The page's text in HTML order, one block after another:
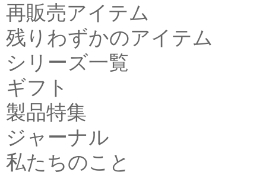
再販売アイテム
残りわずかのアイテム
シリーズ一覧
ギフト
製品特集
ジャーナル
私たちのこと